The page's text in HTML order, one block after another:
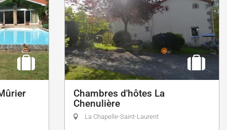
Chambres d'hôtes La
Chenulière
La Chapelle-Saint-Laurent